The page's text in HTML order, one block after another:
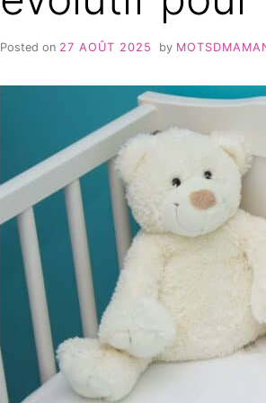
Posted on 27 AOÛT 2025 by